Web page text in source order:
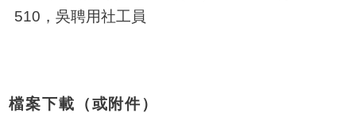
510，吳聘用社工員
檔案下載（或附件）